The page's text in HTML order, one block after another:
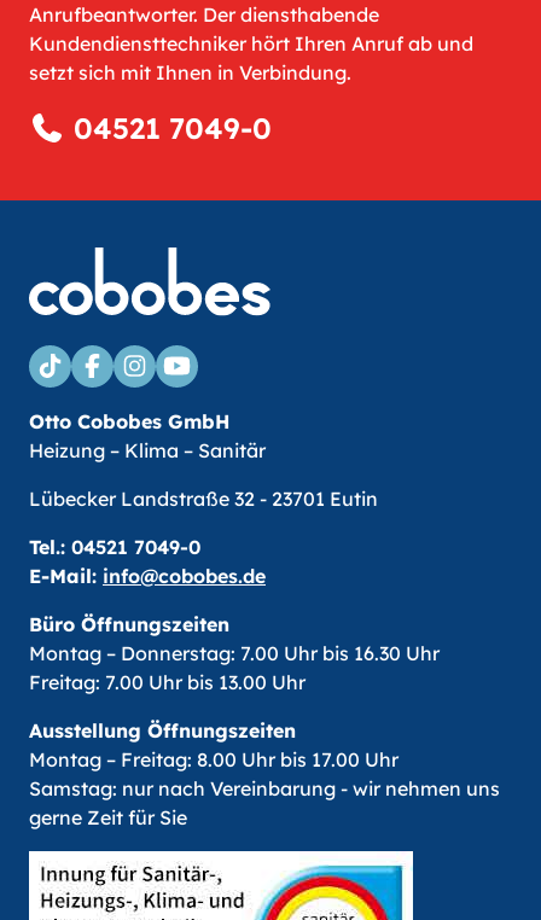
Anrufbeantworter. Der diensthabende
Kundendiensttechniker hört Ihren Anruf ab und
setzt sich mit Ihnen in Verbindung.
04521 7049-0
Otto Cobobes GmbH
Heizung – Klima – Sanitär
Lübecker Landstraße 32 - 23701 Eutin
Tel.: 04521 7049-0
E-Mail: info@cobobes.de
Büro Öffnungszeiten
Montag – Donnerstag: 7.00 Uhr bis 16.30 Uhr
Freitag: 7.00 Uhr bis 13.00 Uhr
Ausstellung Öffnungszeiten
Montag – Freitag: 8.00 Uhr bis 17.00 Uhr
Samstag: nur nach Vereinbarung - wir nehmen uns
gerne Zeit für Sie